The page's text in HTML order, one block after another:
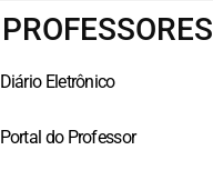
PROFESSORES
Diário Eletrônico
Portal do Professor